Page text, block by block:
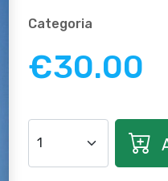
Categoria
€30.00